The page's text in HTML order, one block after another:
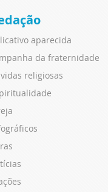
aparecida
da fraternidade
religiosas